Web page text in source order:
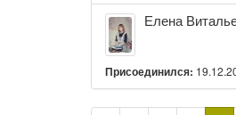
Елена
Витальевна
Ганеева(
ganeeva-
1999@list.ru)
Елена
Присоединился: